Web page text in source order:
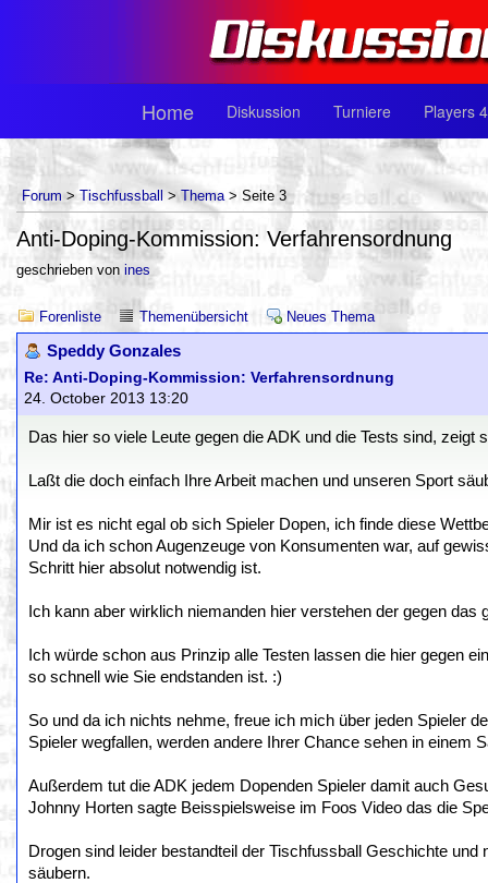
Home Diskussion Turniere Players
Forum > Tischfussball > Thema> Seite 3
Anti-Doping-Kommission: Verfahrensordnung
geschrieben von ines
Forenliste Themenübersicht Neues Thema
Speddy Gonzales
Re: Anti-Doping-Kommission: Verfahrensordnung
24. October 2013 13:20
Das hier so viele Leute gegen die ADK und die Tests sind, zeigt
Laßt die doch einfach Ihre Arbeit machen und unseren Sport
Mir ist es nicht egal ob sich Spieler Dopen, ich finde diese
Und da ich schon Augenzeuge von Konsumenten war, auf
Schritt hier absolut notwendig ist.
Ich kann aber wirklich niemanden hier verstehen der gegen
Ich würde schon aus Prinzip alle Testen lassen die hier gegen
so schnell wie Sie endstanden ist. :)
So und da ich nichts nehme, freue ich mich über jeden Spieler
Spieler wegfallen, werden andere Ihrer Chance sehen in einem
Außerdem tut die ADK jedem Dopenden Spieler damit auch
Johnny Horten sagte Beisspielsweise im Foos Video das die
Drogen sind leider bestandteil der Tischfussball Geschichte
säubern.